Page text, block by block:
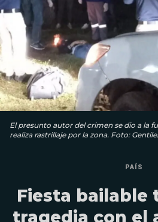
El presunto autor del crimen se dio a la
realiza rastrillaje por la zona. Foto:
PAÍS
Fiesta bailable
tragedia con el